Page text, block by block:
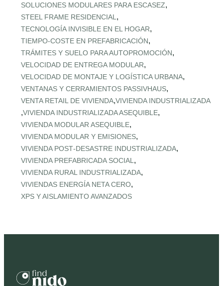
SOLUCIONES MODULARES PARA ESCASEZ,
STEEL FRAME RESIDENCIAL ,
TECNOLOGÍA INVISIBLE EN EL HOGAR,
TIEMPO‑COSTE EN PREFABRICACIÓN,
TRÁMITES Y SUELO PARA AUTOPROMOCIÓN,
VELOCIDAD DE ENTREGA MODULAR,
VELOCIDAD DE MONTAJE Y LOGÍSTICA URBANA,
VENTANAS Y CERRAMIENTOS PASSIVHAUS,
VENTA RETAIL DE VIVIENDA,VIVIENDA INDUSTRIALIZADA
,VIVIENDA INDUSTRIALIZADA ASEQUIBLE,
VIVIENDA MODULAR ASEQUIBLE,
VIVIENDA MODULAR Y EMISIONES,
VIVIENDA POST‑DESASTRE INDUSTRIALIZADA,
VIVIENDA PREFABRICADA SOCIAL ,
VIVIENDA RURAL INDUSTRIALIZADA,
VIVIENDAS ENERGÍA NETA CERO,
XPS Y AISLAMIENTO AVANZADOS